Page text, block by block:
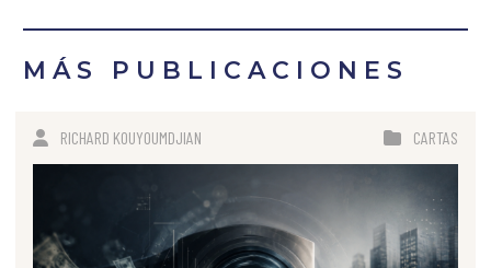
MÁS PUBLICACIONES
RICHARD KOUYOUMDJIAN CARTAS